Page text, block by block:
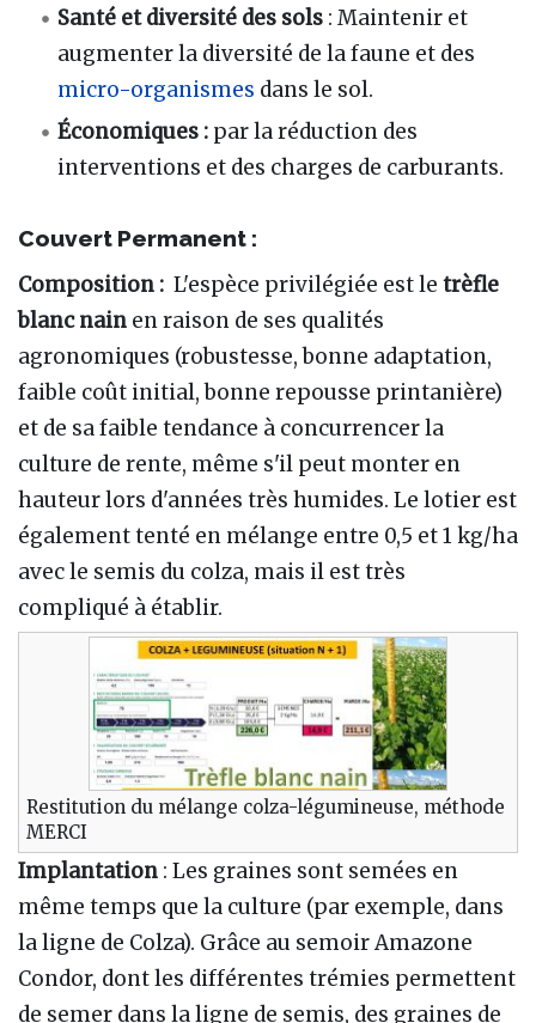
Santé et diversité des sols : Maintenir et
augmenter la diversité de la faune et des
micro-organismes dans le sol.
Économiques : par la réduction des
interventions et des charges de carburants.
Couvert Permanent :
Composition : L'espèce privilégiée est le trèfle
blanc nain en raison de ses qualités
agronomiques (robustesse, bonne adaptation,
faible coût initial, bonne repousse printanière)
et de sa faible tendance à concurrencer la
culture de rente, même s'il peut monter en
hauteur lors d'années très humides. Le lotier est
également tenté en mélange entre 0,5 et 1 kg/ha
avec le semis du colza, mais il est très
compliqué à établir.
Restitution du mélange colza-légumineuse, méthode
MERCI
Implantation : Les graines sont semées en
même temps que la culture (par exemple, dans
la ligne de Colza). Grâce au semoir Amazone
Condor, dont les différentes trémies permettent
de semer dans la ligne de semis, des graines de